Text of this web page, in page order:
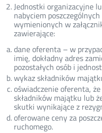
Jednostki organizacyjne
nabyciem
wymienionych w
zawierające:
dane oferenta – w
imię, dokładny adres
pozostałych osób i
wykaz składników
oświadczenie oferenta,
składników majątku lub
skutki wynikające z
oferowane ceny za
ruchomego.